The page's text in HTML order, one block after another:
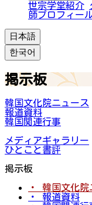
世宗学堂紹介
師プロフィー
日本語
한국어
掲示板
韓国文化院ニュース
報道資料
韓国関連行事
メディアギャラリー
ひとこと書評
掲示板
・ 韓国文化院
・ 報道資料